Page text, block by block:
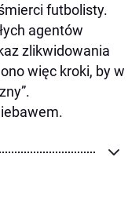
futbolisty.
agentów
zlikwidowania
więc kroki, by w